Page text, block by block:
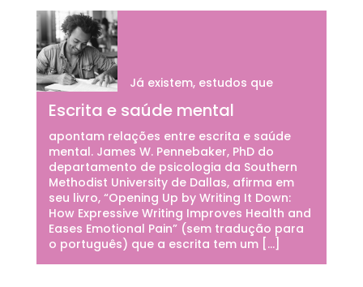
Escrita e saúde mental
Já existem, estudos que
apontam relações entre escrita e saúde
mental. James W. Pennebaker, PhD do
departamento de psicologia da Southern
Methodist University de Dallas, afirma em
seu livro, “Opening Up by Writing It Down:
How Expressive Writing Improves Health and
Eases Emotional Pain” (sem tradução para
o português) que a escrita tem um […]